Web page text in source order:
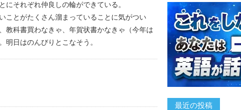
それぞれ仲良しの輪ができている。
ことがたくさん溜まっていることに気がつい
教科書買わなきゃ、年賀状書かなきゃ（今年は
明日はのんびりとこなそう。
最近の投稿